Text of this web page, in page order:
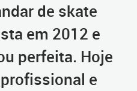
de skate
em 2012 e
perfeita. Hoje
e